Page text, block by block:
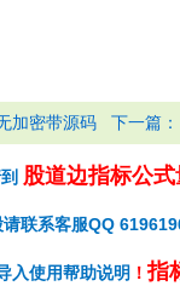
加密带源码 下一篇：
股道边指标公式
联系客服QQ
入使用帮助说明 ！指